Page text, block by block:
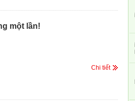
một lần!
Chi tiết